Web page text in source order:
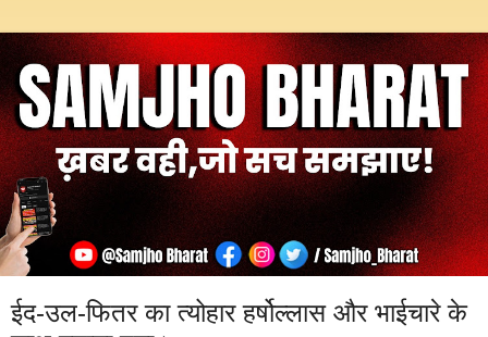
ईद-उल-फितर का त्योहार हर्षोल्लास और भाईचारे के